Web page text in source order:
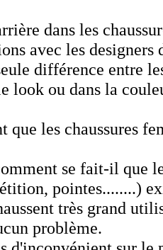
dans les
avec les designers
différence entre
look ou dans la
que les chaussures
se fait-il que
pointes........)
très grand
problème.